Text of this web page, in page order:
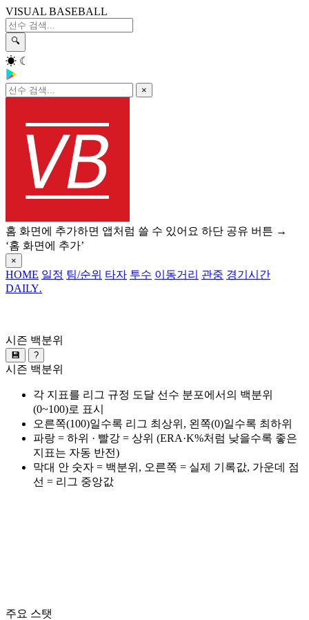
VISUAL BASEBALL
🔍
☀ ☾
×
홈 화면에 추가하면 앱처럼 쓸 수 있어요 하단 공유 버튼 →
‘홈 화면에 추가’
×
HOME 일정 팀/순위 타자 투수 이동거리 관중 경기시간
DAILY.
시즌 백분위
💾 ?
시즌 백분위
각 지표를 리그 규정 도달 선수 분포에서의 백분위
(0~100)로 표시
오른쪽(100)일수록 리그 최상위, 왼쪽(0)일수록 최하위
파랑 = 하위 · 빨강 = 상위 (ERA·K%처럼 낮을수록 좋은
지표는 자동 반전)
막대 안 숫자 = 백분위, 오른쪽 = 실제 기록값, 가운데 점
선 = 리그 중앙값
주요 스탯